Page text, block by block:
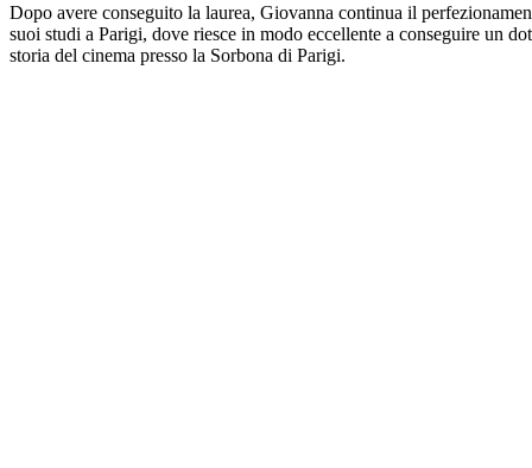
Dopo avere conseguito la laurea, Giovanna continua il
suoi studi a Parigi, dove riesce in modo eccellente a conseguire un
storia del cinema presso la Sorbona di Parigi.